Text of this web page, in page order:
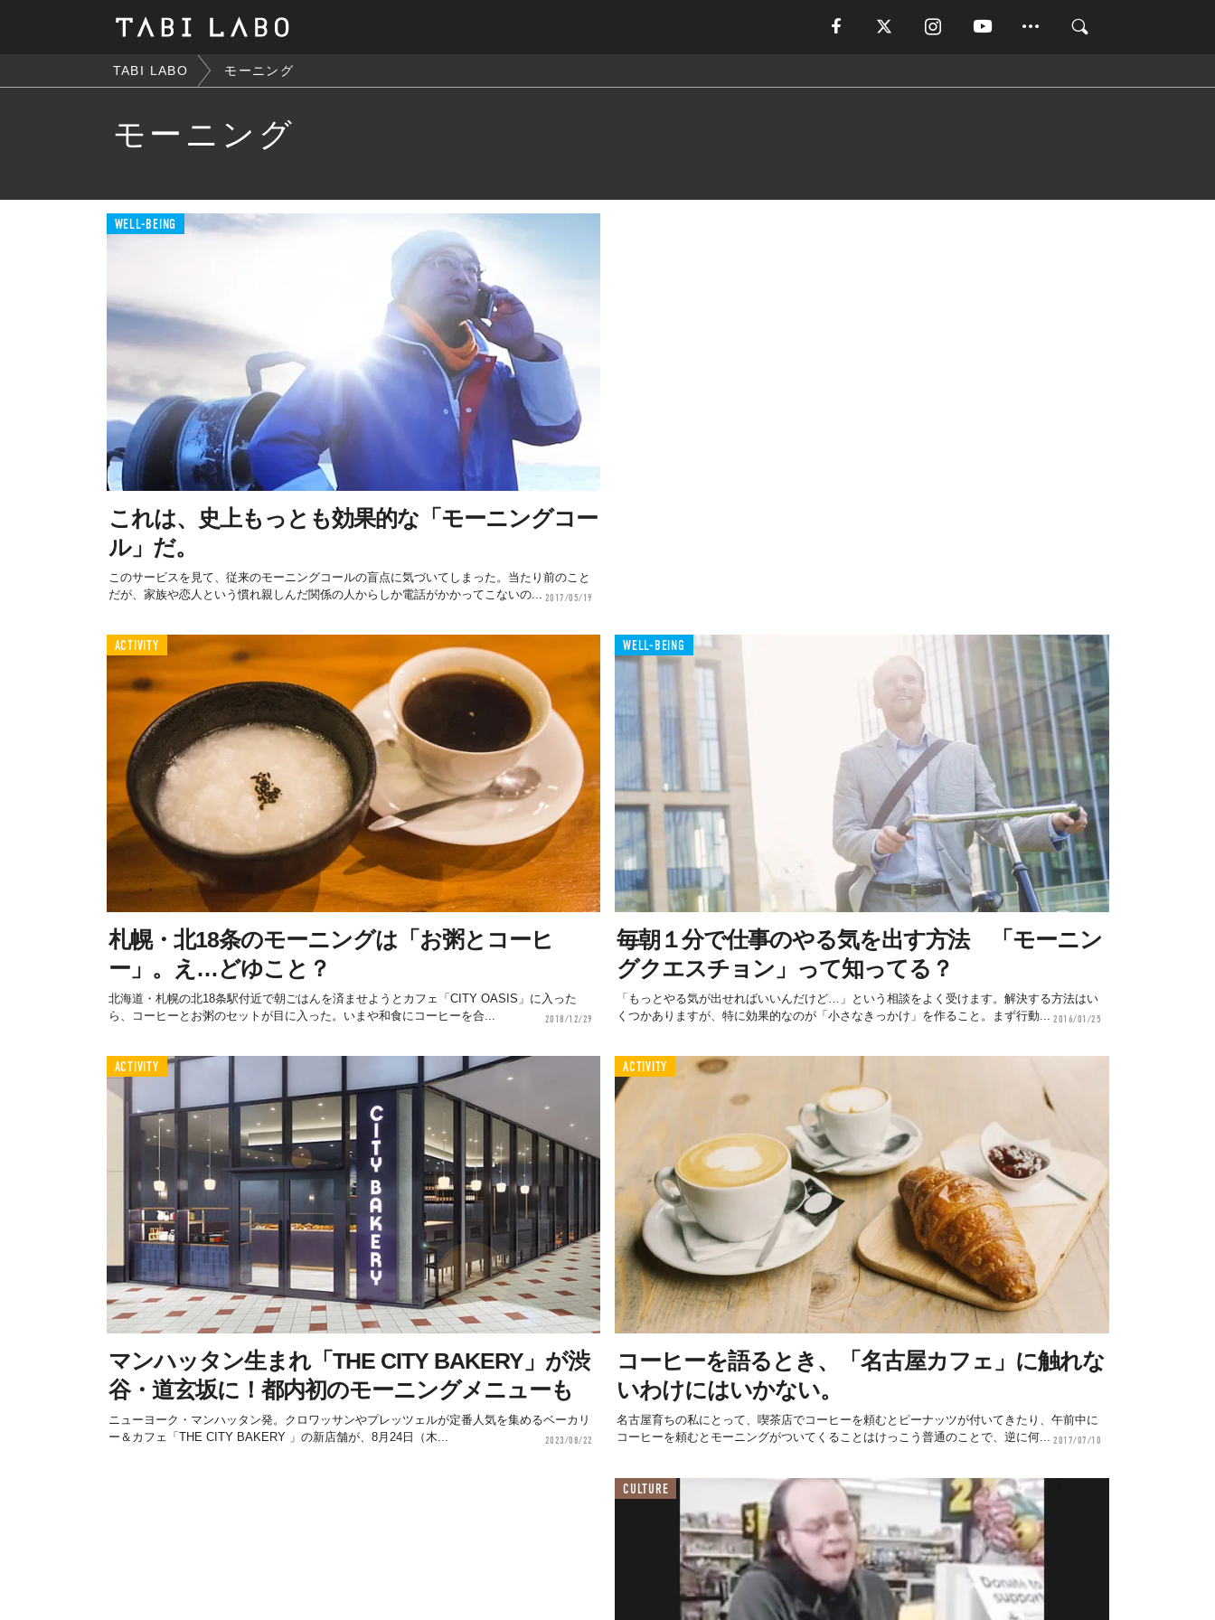
TABI LABO モーニング
モーニング
WELL-BEING
これは、史上もっとも効果的な「モーニングコー
ル」だ。
このサービスを見て、従来のモーニングコールの盲点に気づいてしまった。当たり前のこと
だが、家族や恋人という慣れ親しんだ関係の人からしか電話がかかってこないの...
2017/05/19
ACTIVITY
札幌・北18条のモーニングは「お粥とコーヒ
ー」。え…どゆこと？
北海道・札幌の北18条駅付近で朝ごはんを済ませようとカフェ「CITY OASIS」に入った
ら、コーヒーとお粥のセットが目に入った。いまや和食にコーヒーを合...
2018/12/29
WELL-BEING
毎朝１分で仕事のやる気を出す方法 「モーニン
グクエスチョン」って知ってる？
「もっとやる気が出せればいいんだけど…」という相談をよく受けます。解決する方法はい
くつかありますが、特に効果的なのが「小さなきっかけ」を作ること。まず行動...
2016/01/25
ACTIVITY
マンハッタン生まれ「THE CITY BAKERY」が渋
谷・道玄坂に！都内初のモーニングメニューも
ニューヨーク・マンハッタン発。クロワッサンやプレッツェルが定番人気を集めるベーカリ
ー＆カフェ「THE CITY BAKERY 」の新店舗が、8月24日（木...
2023/08/22
ACTIVITY
コーヒーを語るとき、「名古屋カフェ」に触れな
いわけにはいかない。
名古屋育ちの私にとって、喫茶店でコーヒーを頼むとピーナッツが付いてきたり、午前中に
コーヒーを頼むとモーニングがついてくることはけっこう普通のことで、逆に何... 2017/07/10
CULTURE